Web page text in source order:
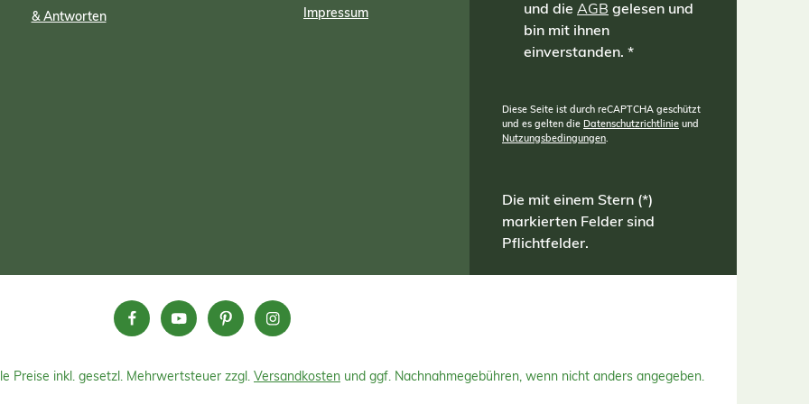
Eine Handvoll
ca. 500 kg/m³
bis dunkelbraun Geruch
zwei Jahre ab Lieferdatum
frostfrei, trocken und vor
schützen
Pflanzen auch vor dem Austrocknen
& Antworten
Impressum
und die AGB gelesen und
bin mit ihnen
einverstanden. *
Diese Seite ist durch reCAPTCHA geschützt
und es gelten die Datenschutzrichtlinie und
Nutzungsbedingungen.
Die mit einem Stern (*)
markierten Felder sind
Pflichtfelder.
Preise inkl. gesetzl. Mehrwertsteuer zzgl. Versandkosten und ggf. Nachnahmegebühren, wenn nicht anders angegeben.